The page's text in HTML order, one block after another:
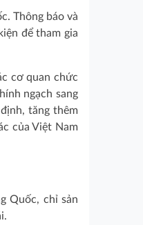
Thông báo và
để tham gia
cơ quan chức
ngạch sang
tăng thêm
của Việt Nam
Quốc, chỉ sản